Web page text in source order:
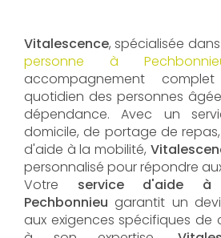
Vitalescence, spécialisée
personne à
accompagnement
quotidien des personnes
dépendance. Avec un
domicile, de portage de
d'aide à la mobilité,
personnalisé pour répondre
Votre service d'aide
Pechbonnieu garantit un
aux exigences spécifiques de